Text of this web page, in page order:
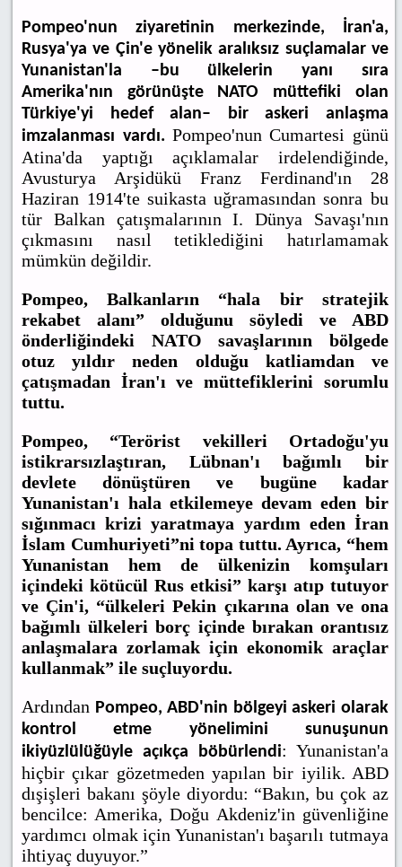
Pompeo'nun ziyaretinin merkezinde, İran'a,
Rusya'ya ve Çin'e yönelik aralıksız suçlamalar ve
Yunanistan'la –bu ülkelerin yanı sıra
Amerika'nın görünüşte NATO müttefiki olan
Türkiye'yi hedef alan– bir askeri anlaşma
imzalanması vardı.Pompeo'nun Cumartesi günü
Atina'da yaptığı açıklamalar irdelendiğinde,
Avusturya Arşidükü Franz Ferdinand'ın 28
Haziran 1914'te suikasta uğramasından sonra bu
tür Balkan çatışmalarının I. Dünya Savaşı'nın
çıkmasını nasıl tetiklediğini hatırlamamak
mümkün değildir.
Pompeo, Balkanların “hala bir stratejik
rekabet alanı” olduğunu söyledi ve ABD
önderliğindeki NATO savaşlarının bölgede
otuz yıldır neden olduğu katliamdan ve
çatışmadan İran'ı ve müttefiklerini sorumlu
tuttu.
Pompeo, “Terörist vekilleri Ortadoğu'yu
istikrarsızlaştıran, Lübnan'ı bağımlı bir
devlete dönüştüren ve bugüne kadar
Yunanistan'ı hala etkilemeye devam eden bir
sığınmacı krizi yaratmaya yardım eden İran
İslam Cumhuriyeti”ni topa tuttu. Ayrıca, “hem
Yunanistan hem de ülkenizin komşuları
içindeki kötücül Rus etkisi” karşı atıp tutuyor
ve Çin'i, “ülkeleri Pekin çıkarına olan ve ona
bağımlı ülkeleri borç içinde bırakan orantısız
anlaşmalara zorlamak için ekonomik araçlar
kullanmak” ile suçluyordu.
Ardından Pompeo, ABD'nin bölgeyi askeri olarak
kontrol etme yönelimini sunuşunun
ikiyüzlülüğüyle açıkça böbürlendi: Yunanistan'a
hiçbir çıkar gözetmeden yapılan bir iyilik. ABD
dışişleri bakanı şöyle diyordu: “Bakın, bu çok az
bencilce: Amerika, Doğu Akdeniz'in güvenliğine
yardımcı olmak için Yunanistan'ı başarılı tutmaya
ihtiyaç duyuyor.”